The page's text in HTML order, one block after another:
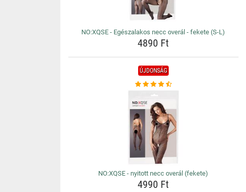
NO:XQSE - Egészalakos necc overál - fekete (S-L)
4890 Ft
ÚJDONSÁG
NO:XQSE - nyitott necc overál (fekete)
4990 Ft